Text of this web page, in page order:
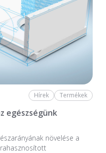
Hírek Termékek
egészségünk
növelése a